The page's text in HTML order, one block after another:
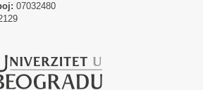
07032480